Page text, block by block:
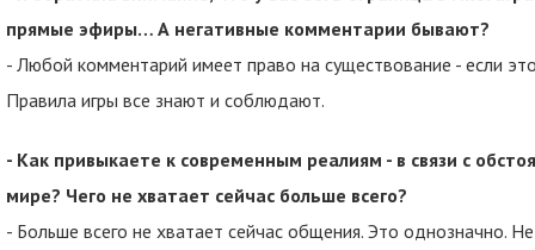
прямые эфиры… А негативные комментарии бывают?
- Любой комментарий имеет право на существование - если
Правила игры все знают и соблюдают.
- Как привыкаете к современным реалиям - в связи с
мире? Чего не хватает сейчас больше всего?
- Больше всего не хватает сейчас общения. Это однозначно.